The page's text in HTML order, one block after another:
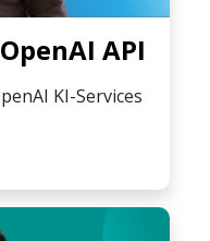
API
KI-Services